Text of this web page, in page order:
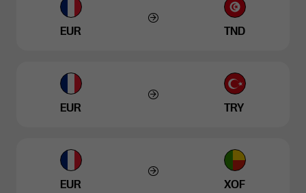
EUR TND
EUR TRY
EUR XOF